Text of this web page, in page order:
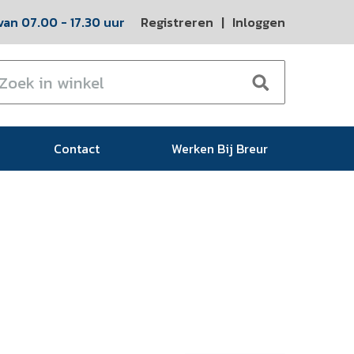
07.00 - 17.30 uur Registreren | Inloggen
Contact Werken Bij Breur